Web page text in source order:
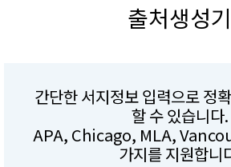
출처생성기
간단한 서지정보 입력으로 정
할 수 있습니다.
APA, Chicago, MLA,
가지를 지원합니